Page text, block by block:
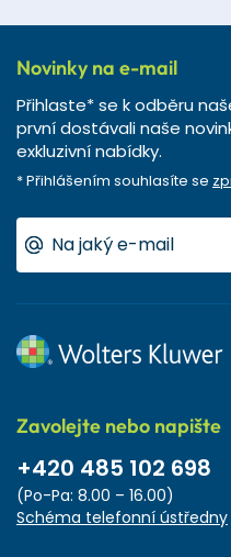
Novinky na e-mail
Přihlaste* se k odběru
první dostávali naše
exkluzivní nabídky.
* Přihlášením souhlasíte se
Zavolejte nebo napište
+420 485 102 698
(Po-Pa: 8.00 – 16.00)
Schéma telefonní ústředny